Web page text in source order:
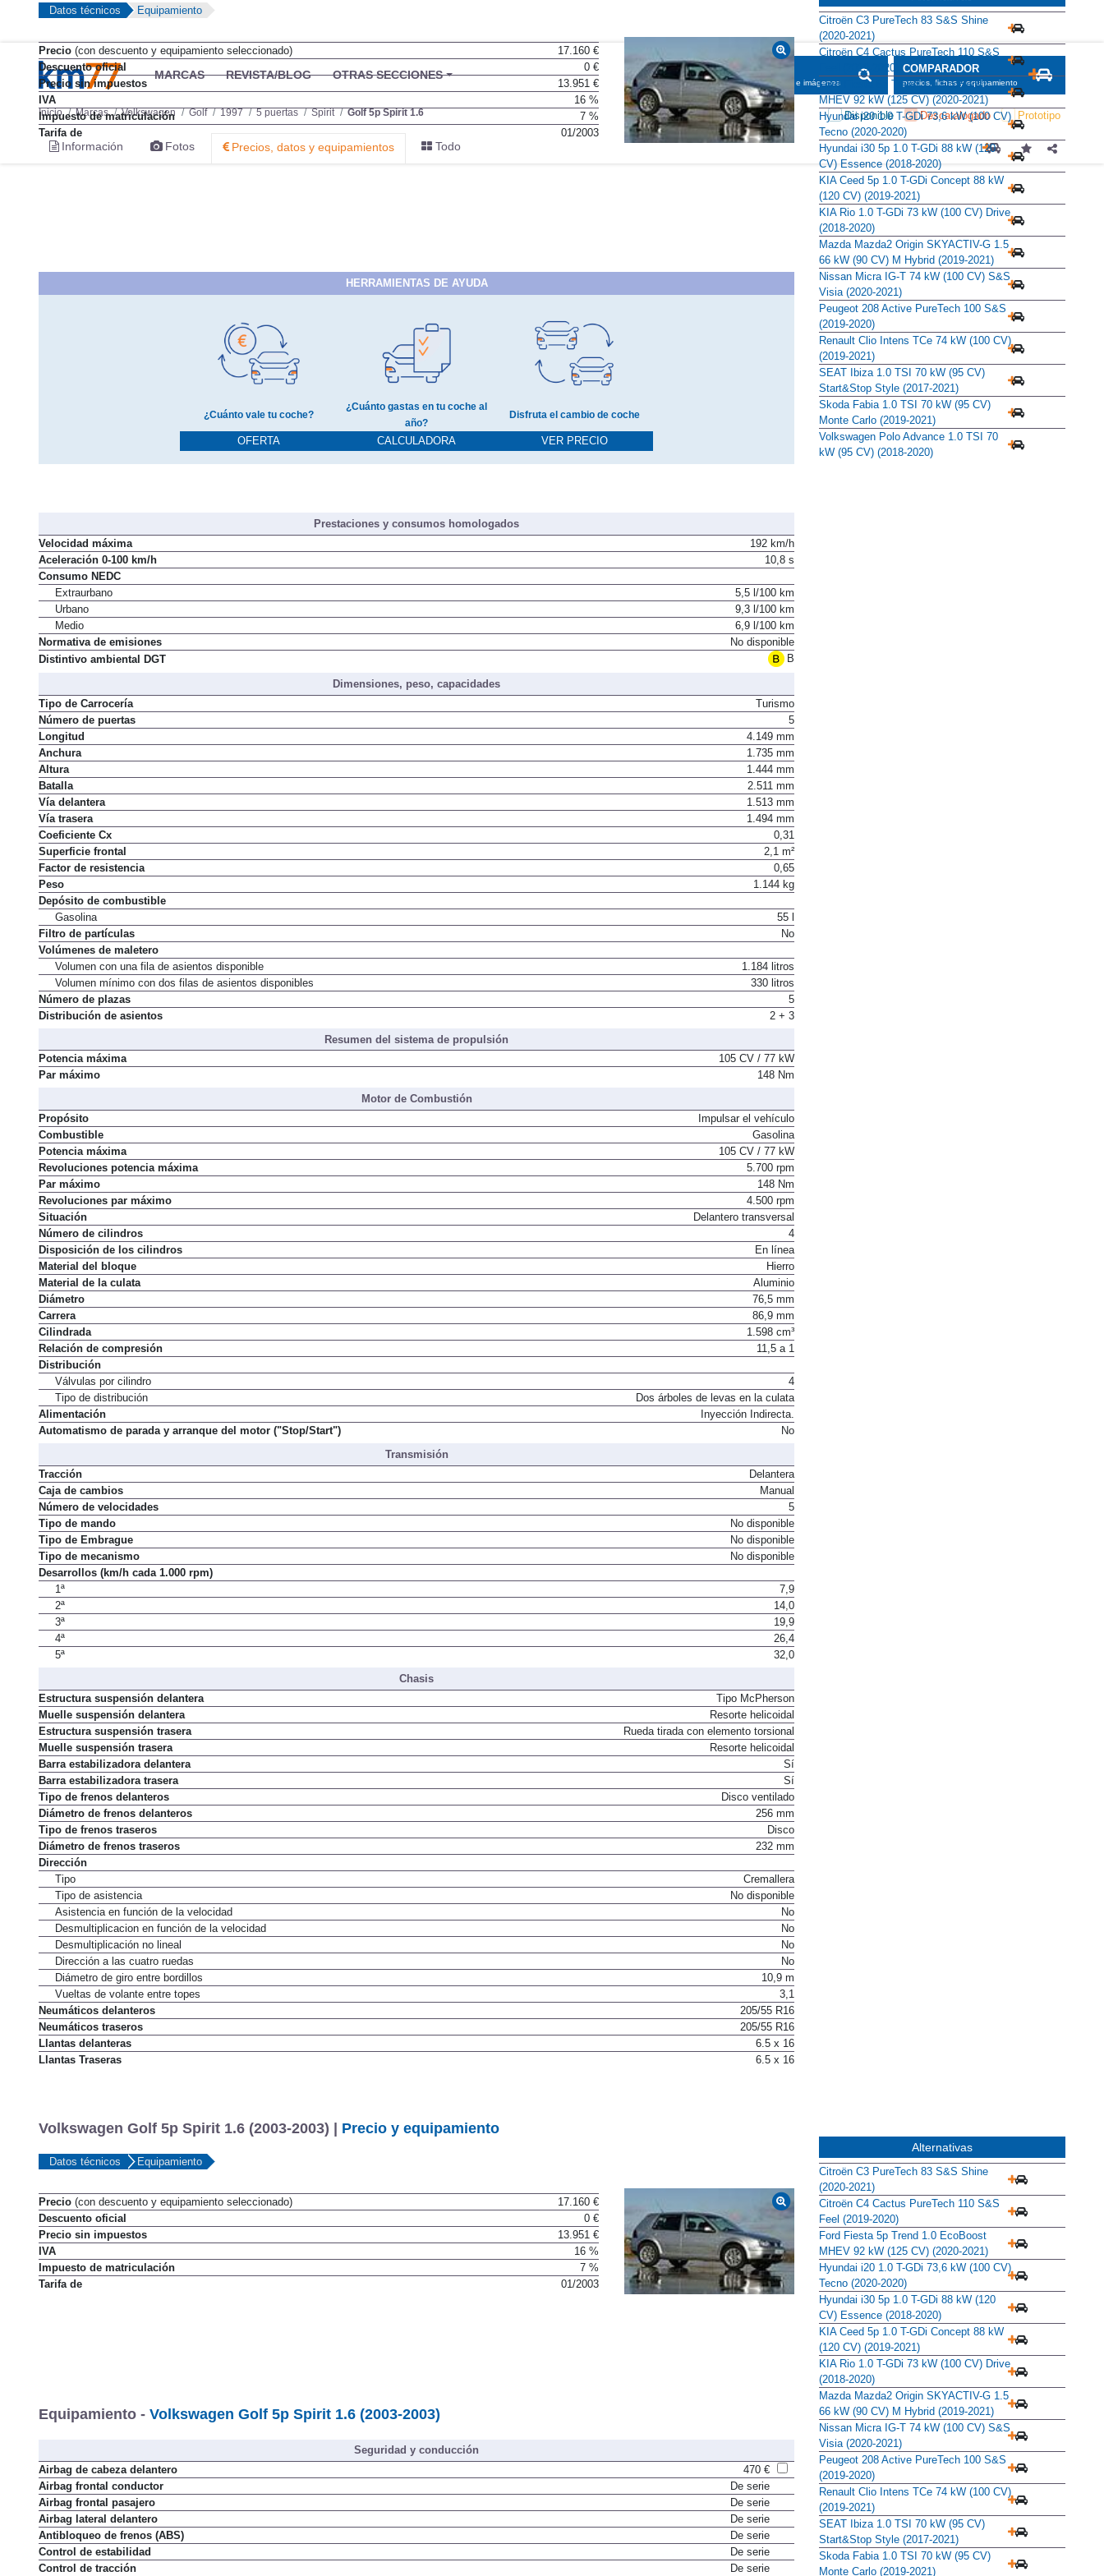
MARCAS REVISTA/BLOG OTRAS SECCIONES BUSCADOR
informaciones, fichas e imágenes
COMPARADOR
precios, fichas y equipamiento
Inicio Marcas Volkswagen Golf 1997 5 puertas Spirit Golf 5p Spirit 1.6 Disponible Descatalogado Prototipo
Información Fotos Precios, datos y equipamientos Todo
Datos técnicos Equipamiento
Precio (con descuento y equipamiento seleccionado)
17.160 €
Descuento oficial
0 €
Precio sin impuestos
13.951 €
IVA
16 %
Impuesto de matriculación
7 %
Tarifa de
01/2003
HERRAMIENTAS DE AYUDA
¿Cuánto vale tu coche?
OFERTA
¿Cuánto gastas en tu coche al
año?
CALCULADORA
Disfruta el cambio de coche
VER PRECIO
Prestaciones y consumos homologados
Velocidad máxima
192 km/h
Aceleración 0-100 km/h
10,8 s
Consumo NEDC
Extraurbano
5,5 l/100 km
Urbano
9,3 l/100 km
Medio
6,9 l/100 km
Normativa de emisiones
No disponible
Distintivo ambiental DGT
B
Dimensiones, peso, capacidades
Tipo de Carrocería
Turismo
Número de puertas
5
Longitud
4.149 mm
Anchura
1.735 mm
Altura
1.444 mm
Batalla
2.511 mm
Vía delantera
1.513 mm
Vía trasera
1.494 mm
Coeficiente Cx
0,31
Superficie frontal
2,1 m²
Factor de resistencia
0,65
Peso
1.144 kg
Depósito de combustible
Gasolina
55 l
Filtro de partículas
No
Volúmenes de maletero
Volumen con una fila de asientos disponible
1.184 litros
Volumen mínimo con dos filas de asientos disponibles
330 litros
Número de plazas
5
Distribución de asientos
2 + 3
Resumen del sistema de propulsión
Potencia máxima
105 CV / 77 kW
Par máximo
148 Nm
Motor de Combustión
Propósito
Impulsar el vehículo
Combustible
Gasolina
Potencia máxima
105 CV / 77 kW
Revoluciones potencia máxima
5.700 rpm
Par máximo
148 Nm
Revoluciones par máximo
4.500 rpm
Situación
Delantero transversal
Número de cilindros
4
Disposición de los cilindros
En línea
Material del bloque
Hierro
Material de la culata
Aluminio
Diámetro
76,5 mm
Carrera
86,9 mm
Cilindrada
1.598 cm³
Relación de compresión
11,5 a 1
Distribución
Válvulas por cilindro
4
Tipo de distribución
Dos árboles de levas en la culata
Alimentación
Inyección Indirecta.
Automatismo de parada y arranque del motor ("Stop/Start")
No
Transmisión
Tracción
Delantera
Caja de cambios
Manual
Número de velocidades
5
Tipo de mando
No disponible
Tipo de Embrague
No disponible
Tipo de mecanismo
No disponible
Desarrollos (km/h cada 1.000 rpm)
1ª
7,9
2ª
14,0
3ª
19,9
4ª
26,4
5ª
32,0
Chasis
Estructura suspensión delantera
Tipo McPherson
Muelle suspensión delantera
Resorte helicoidal
Estructura suspensión trasera
Rueda tirada con elemento torsional
Muelle suspensión trasera
Resorte helicoidal
Barra estabilizadora delantera
Sí
Barra estabilizadora trasera
Sí
Tipo de frenos delanteros
Disco ventilado
Diámetro de frenos delanteros
256 mm
Tipo de frenos traseros
Disco
Diámetro de frenos traseros
232 mm
Dirección
Tipo
Cremallera
Tipo de asistencia
No disponible
Asistencia en función de la velocidad
No
Desmultiplicacion en función de la velocidad
No
Desmultiplicación no lineal
No
Dirección a las cuatro ruedas
No
Diámetro de giro entre bordillos
10,9 m
Vueltas de volante entre topes
3,1
Neumáticos delanteros
205/55 R16
Neumáticos traseros
205/55 R16
Llantas delanteras
6.5 x 16
Llantas Traseras
6.5 x 16
Citroën C3 PureTech 83 S&S Shine
(2020-2021)
Citroën C4 Cactus PureTech 110 S&S
Feel (2019-2020)
Ford Fiesta 5p Trend 1.0 EcoBoost
MHEV 92 kW (125 CV) (2020-2021)
Hyundai i20 1.0 T-GDi 73,6 kW (100 CV)
Tecno (2020-2020)
Hyundai i30 5p 1.0 T-GDi 88 kW (120
CV) Essence (2018-2020)
KIA Ceed 5p 1.0 T-GDi Concept 88 kW
(120 CV) (2019-2021)
KIA Rio 1.0 T-GDi 73 kW (100 CV) Drive
(2018-2020)
Mazda Mazda2 Origin SKYACTIV-G 1.5
66 kW (90 CV) M Hybrid (2019-2021)
Nissan Micra IG-T 74 kW (100 CV) S&S
Visia (2020-2021)
Peugeot 208 Active PureTech 100 S&S
(2019-2020)
Renault Clio Intens TCe 74 kW (100 CV)
(2019-2021)
SEAT Ibiza 1.0 TSI 70 kW (95 CV)
Start&Stop Style (2017-2021)
Skoda Fabia 1.0 TSI 70 kW (95 CV)
Monte Carlo (2019-2021)
Volkswagen Polo Advance 1.0 TSI 70
kW (95 CV) (2018-2020)
Volkswagen Golf 5p Spirit 1.6 (2003-2003) | Precio y equipamiento
Datos técnicos Equipamiento
Precio (con descuento y equipamiento seleccionado)
17.160 €
Descuento oficial
0 €
Precio sin impuestos
13.951 €
IVA
16 %
Impuesto de matriculación
7 %
Tarifa de
01/2003
Equipamiento - Volkswagen Golf 5p Spirit 1.6 (2003-2003)
Seguridad y conducción
Airbag de cabeza delantero
470 €
Airbag frontal conductor
De serie
Airbag frontal pasajero
De serie
Airbag lateral delantero
De serie
Antibloqueo de frenos (ABS)
De serie
Control de estabilidad
De serie
Control de tracción
De serie
Alternativas
Citroën C3 PureTech 83 S&S Shine
(2020-2021)
Citroën C4 Cactus PureTech 110 S&S
Feel (2019-2020)
Ford Fiesta 5p Trend 1.0 EcoBoost
MHEV 92 kW (125 CV) (2020-2021)
Hyundai i20 1.0 T-GDi 73,6 kW (100 CV)
Tecno (2020-2020)
Hyundai i30 5p 1.0 T-GDi 88 kW (120
CV) Essence (2018-2020)
KIA Ceed 5p 1.0 T-GDi Concept 88 kW
(120 CV) (2019-2021)
KIA Rio 1.0 T-GDi 73 kW (100 CV) Drive
(2018-2020)
Mazda Mazda2 Origin SKYACTIV-G 1.5
66 kW (90 CV) M Hybrid (2019-2021)
Nissan Micra IG-T 74 kW (100 CV) S&S
Visia (2020-2021)
Peugeot 208 Active PureTech 100 S&S
(2019-2020)
Renault Clio Intens TCe 74 kW (100 CV)
(2019-2021)
SEAT Ibiza 1.0 TSI 70 kW (95 CV)
Start&Stop Style (2017-2021)
Skoda Fabia 1.0 TSI 70 kW (95 CV)
Monte Carlo (2019-2021)